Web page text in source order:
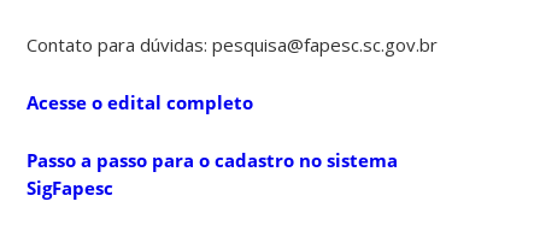
Contato para dúvidas: pesquisa@fapesc.sc.gov.br
Acesse o edital completo
Passo a passo para o cadastro no sistema
SigFapesc